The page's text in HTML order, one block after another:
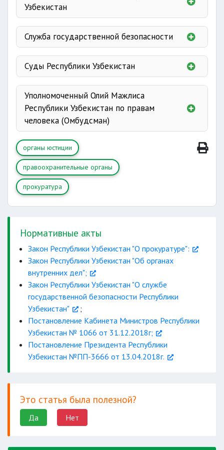
государственное
обвинение
надзор за соблюдением
законов
совершивших преступления
ссылке
Адрес:
Тел:
доследственной
преступностью
безопасности
другие
Адрес:
Факс:
Узбекистан
координация и
повышение эффективности
по исполнению законов
единообразной
правоприменительной практики
негосударственных некоммерческих
организаций
Подробно
В Министерство можно обратиться:
приём;
позвонив на телефон доверия: 1008;
Президента
или электронную
Служба государственной безопасности
безопасности и защиты государственных
интересов
охрана и защита
Суды Республики Узбекистан
Судебная система в Республике Узбекистан
состоит из:
Уполномоченный Олий Мажлиса
Республики Узбекистан по правам
человека (Омбудсман)
адрес:
Веб-сайт: www.ombudsman.uz
органы юстиции
правоохранительные органы
прокуратура
Нормативные акты
Закон Республики Узбекистан "О прокуратуре":
Закон Республики Узбекистан "Об органах
внутренних дел";
Закон Республики Узбекистан "О службе
государственной безопасности Республики
Узбекистан"
;
Постановление Кабинета Министров Республики
Узбекистан № 1066 от 31.12.2018г;
Постановление Президента Республики
Узбекистан №ПП-3666 от 13.04.2018г.
Это статья была полезной?
Да Нет